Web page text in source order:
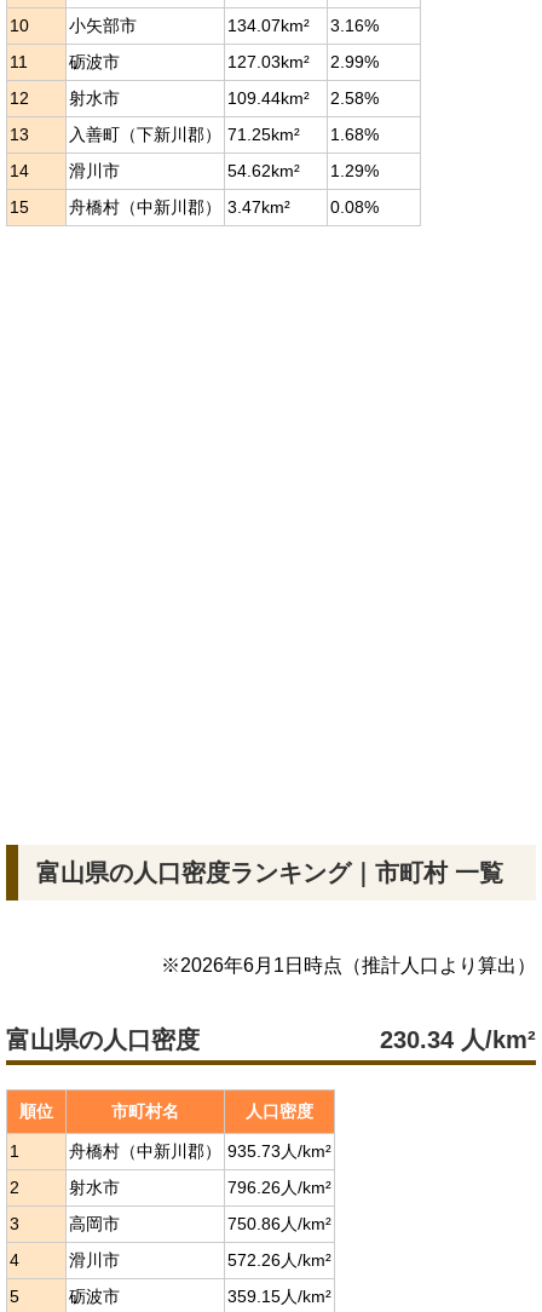
10 小矢部市 134.07km²
3.16%
11
砺波市 127.03km²
2.99%
12
射水市 109.44km²
2.58%
13
入善町（下新川郡） 71.25km²
1.68%
14
滑川市 54.62km²
1.29%
15
舟橋村（中新川郡） 3.47km² 0.08%
富山県の人口密度ランキング｜市町村 一覧
※2026年6月1日 時点（推計人口より算出）
富山県の人口密度 230.34 人/km²
順位 市町村名 人口密度
1 舟橋村（中新川郡）
935.73人/km²
2
射水市
796.26人/km²
3
高岡市
750.86人/km²
4
滑川市
572.26人/km²
5
砺波市
359.15人/km²